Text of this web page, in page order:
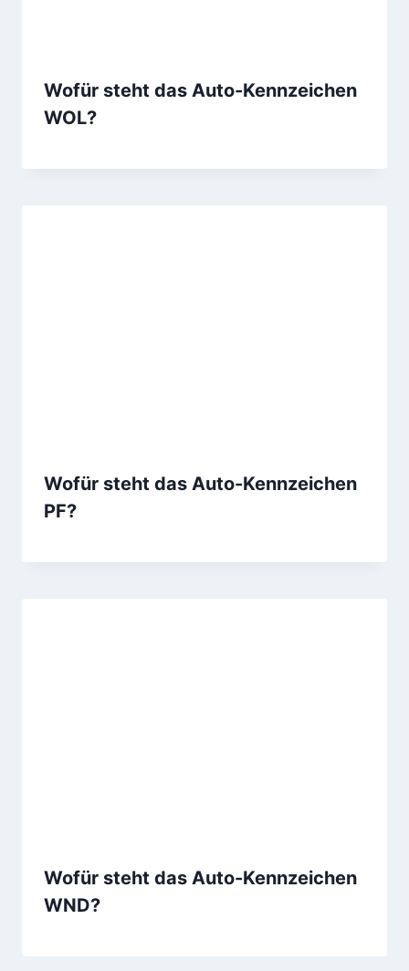
Wofür steht das Auto-Kennzeichen
WOL?
Wofür steht das Auto-Kennzeichen
PF?
Wofür steht das Auto-Kennzeichen
WND?